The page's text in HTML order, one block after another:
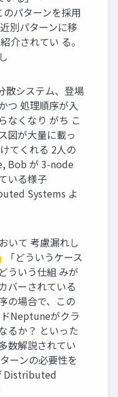
のパターンを採用
別パターンに移
介されてい る。
散システム、登場
つ 処理順序が入
なくなり がち こ
図が大量に載っ
てくれる 2人の
Bob が 3-node
いる様子
Systems よ
いて 考慮漏れし
どういうケース
ういう仕組 みが
バーされている
の場合で、この
Neptuneがクラ
るか？ といった
数解説されてい
ーンの必要性を
Distributed